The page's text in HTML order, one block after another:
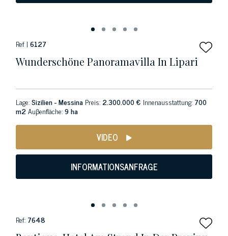
Ref | 6127
Wunderschöne Panoramavilla In Lipari
Lage:Sizilien - Messina Preis: 2.300.000 € Innenausstattung: 700
m2Auβenfläche:9 ha
VIDEO
INFORMATIONSANFRAGE
Ref: 7648